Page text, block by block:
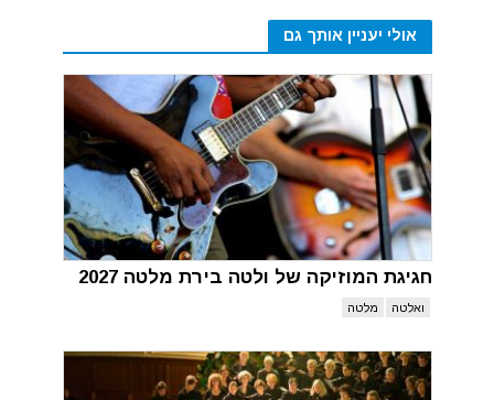
אולי יעניין אותך גם
חגיגת המוזיקה של ולטה בירת מלטה 2027
ואלטה מלטה